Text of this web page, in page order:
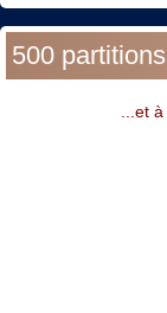
500
...et